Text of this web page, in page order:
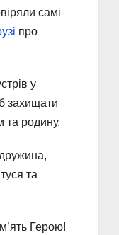
самі
про
у
захищати
та родину.
та
Герою!